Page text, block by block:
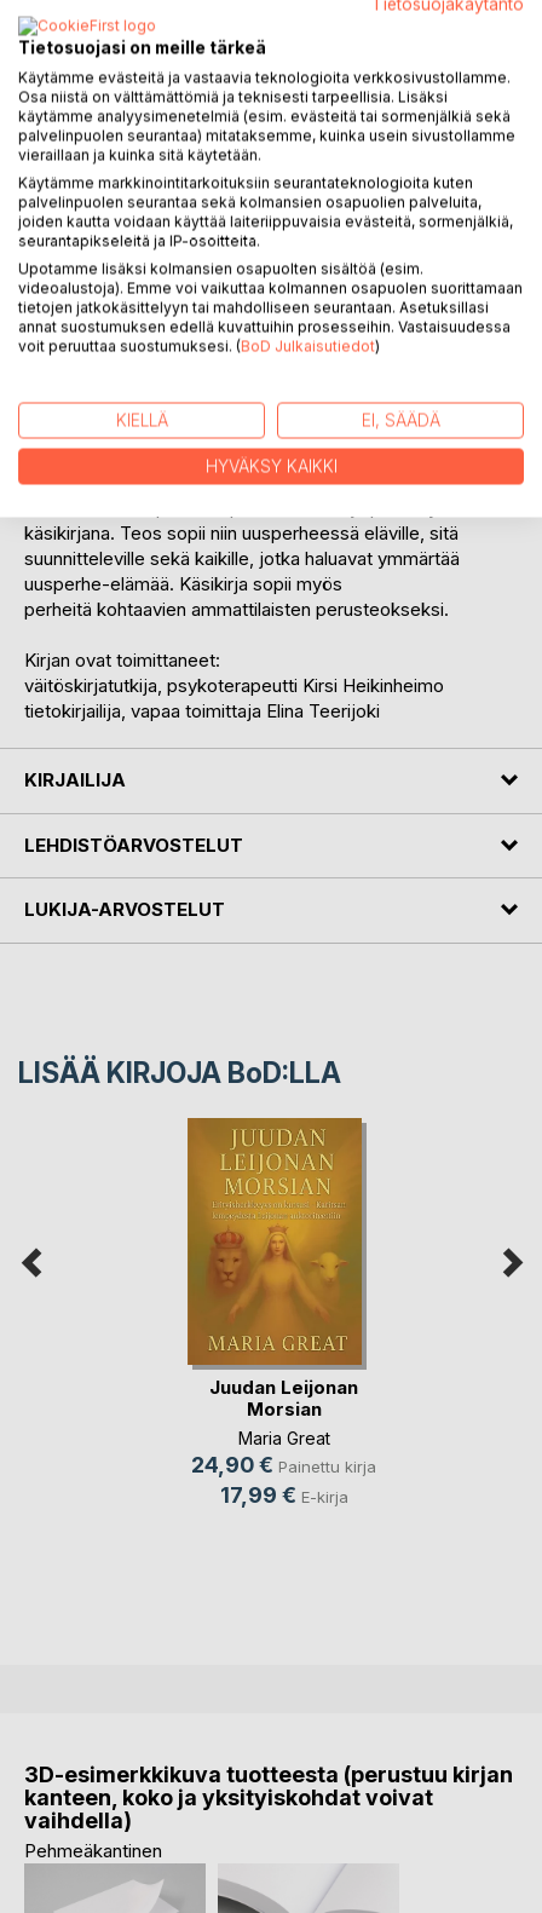
lin keskellä?
Uusperhevaiheiden läpi lukijaa kuljettava käsikirja perustuu
perhe-
tutkimukseen, psykoterapiatyöhön sekä
kokemusasiantuntijoiden
haastatteluihin. Uusperheen onnellisuuteen ladataan paljon
unelmia, odotuksia sekä pelkoja. Teoksen tavoitteena on
herätellä pohtimaan oman perheen valintoja, antaa työkaluja
sekä avata monipuolisesti uusperhe-elämään liittyviä
haasteita ja mahdollisuuksia. Teksteissä käsitellään muun
muassa kiintymys- ja tunnesuhteiden rakentumista,
myötätunnon ja resilienssin vahvistamista sekä
merkityksellistä elämää uusperheessä. Teos tarjoaa
voimavarojen ylläpitämiseen.
Parisuhde on uusperheen voima ja uusperhe on perheessä
elävien lasten kasvualusta.
käsikirjana. Teos sopii niin uusperheessä eläville, sitä
suunnitteleville sekä kaikille, jotka haluavat ymmärtää
uusperhe-elämää. Käsikirja sopii myös
perheitä kohtaavien ammattilaisten perusteokseksi.
Kirjan ovat toimittaneet:
väitöskirjatutkija, psykoterapeutti Kirsi Heikinheimo
tietokirjailija, vapaa toimittaja Elina Teerijoki
KIRJAILIJA
LEHDISTÖARVOSTELUT
LUKIJA-ARVOSTELUT
LISÄÄ KIRJOJA BoD:LLA
Juudan Leijonan
Morsian
Maria Great
24,90 € Painettu kirja
17,99 € E-kirja
3D-esimerkkikuva tuotteesta (perustuu kirjan
kanteen, koko ja yksityiskohdat voivat
vaihdella)
Pehmeäkantinen
Tietosuojasi on meille tärkeä
Käytämme evästeitä ja vastaavia teknologioita verkkosivustollamme.
Osa niistä on välttämättömiä ja teknisesti tarpeellisia. Lisäksi
käytämme analyysimenetelmiä (esim. evästeitä tai sormenjälkiä sekä
palvelinpuolen seurantaa) mitataksemme, kuinka usein sivustollamme
vieraillaan ja kuinka sitä käytetään.
Käytämme markkinointitarkoituksiin seurantateknologioita kuten
palvelinpuolen seurantaa sekä kolmansien osapuolien palveluita,
joiden kautta voidaan käyttää laiteriippuvaisia evästeitä, sormenjälkiä,
seurantapikseleitä ja IP-osoitteita.
Upotamme lisäksi kolmansien osapuolten sisältöä (esim.
videoalustoja). Emme voi vaikuttaa kolmannen osapuolen suorittamaan
tietojen jatkokäsittelyyn tai mahdolliseen seurantaan. Asetuksillasi
annat suostumuksen edellä kuvattuihin prosesseihin. Vastaisuudessa
voit peruuttaa suostumuksesi. (BoD Julkaisutiedot)
KIELLÄ EI, SÄÄDÄ
HYVÄKSY KAIKKI